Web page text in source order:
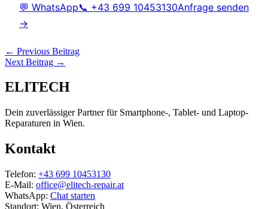
💬 WhatsApp📞 +43 699 10453130Anfrage senden
→
← Previous Beitrag
Next Beitrag →
ELITECH
Dein zuverlässiger Partner für Smartphone-, Tablet- und Laptop-
Reparaturen in Wien.
Kontakt
Telefon: +43 699 10453130
E-Mail: office@elitech-repair.at
WhatsApp: Chat starten
Standort: Wien, Österreich